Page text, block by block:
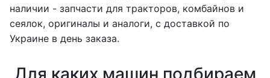
наличии - запчасти для тракторов, комбайнов и
сеялок, оригиналы и аналоги, с доставкой по
Украине в день заказа.
Для каких машин подбираем